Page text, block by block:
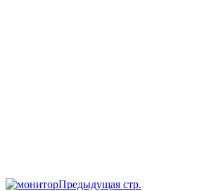
Предыдущая стр.